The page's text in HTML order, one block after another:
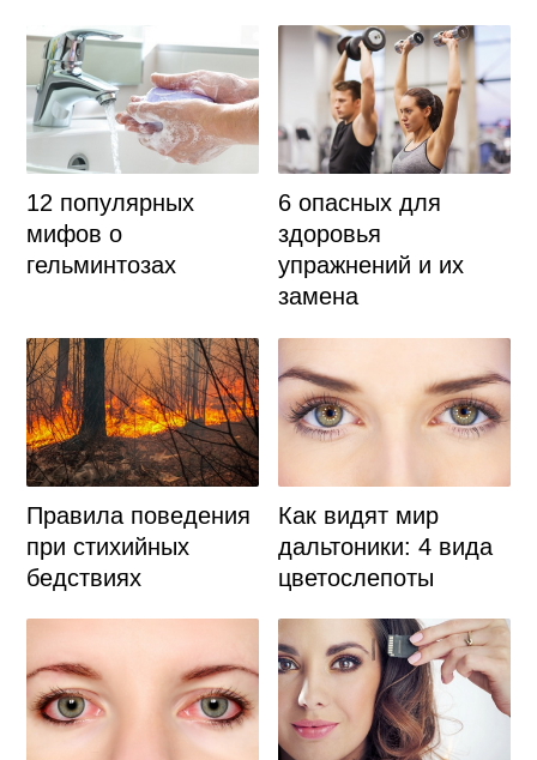
12 популярных
мифов о
гельминтозах
6 опасных для
здоровья
упражнений и их
замена
Правила поведения
при стихийных
бедствиях
Как видят мир
дальтоники: 4 вида
цветослепоты